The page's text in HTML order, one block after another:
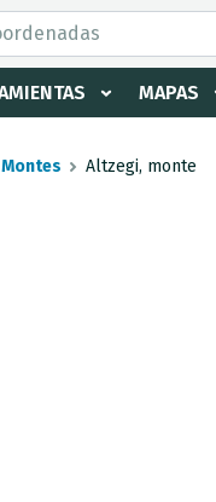
MAPAS
Montes Altzegi, monte